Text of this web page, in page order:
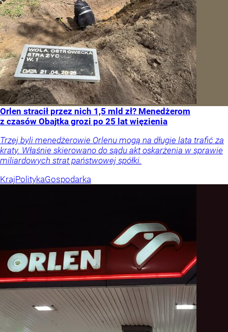
Orlen stracił przez nich 1,5 mld zł? Menedżerom
z czasów Obajtka grozi po 25 lat więzienia
Trzej byli menedżerowie Orlenu mogą na długie lata trafić za
kraty. Właśnie skierowano do sądu akt oskarżenia w sprawie
miliardowych strat państwowej spółki.
KrajPolitykaGospodarka